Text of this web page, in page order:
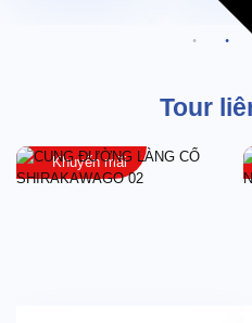
: Quý
(Hồ sơ giảm thiểu sẽ áp dụng
lịch nước ngoài nhiều lần, vui
Nhân thân :
Tour
Khuyến mãi